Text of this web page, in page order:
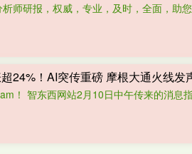
师研报，权威，专业，及时，全面，助
24%！AI突传重磅 摩根大通火线发
！ 智东西网站2月10日中午传来的消息